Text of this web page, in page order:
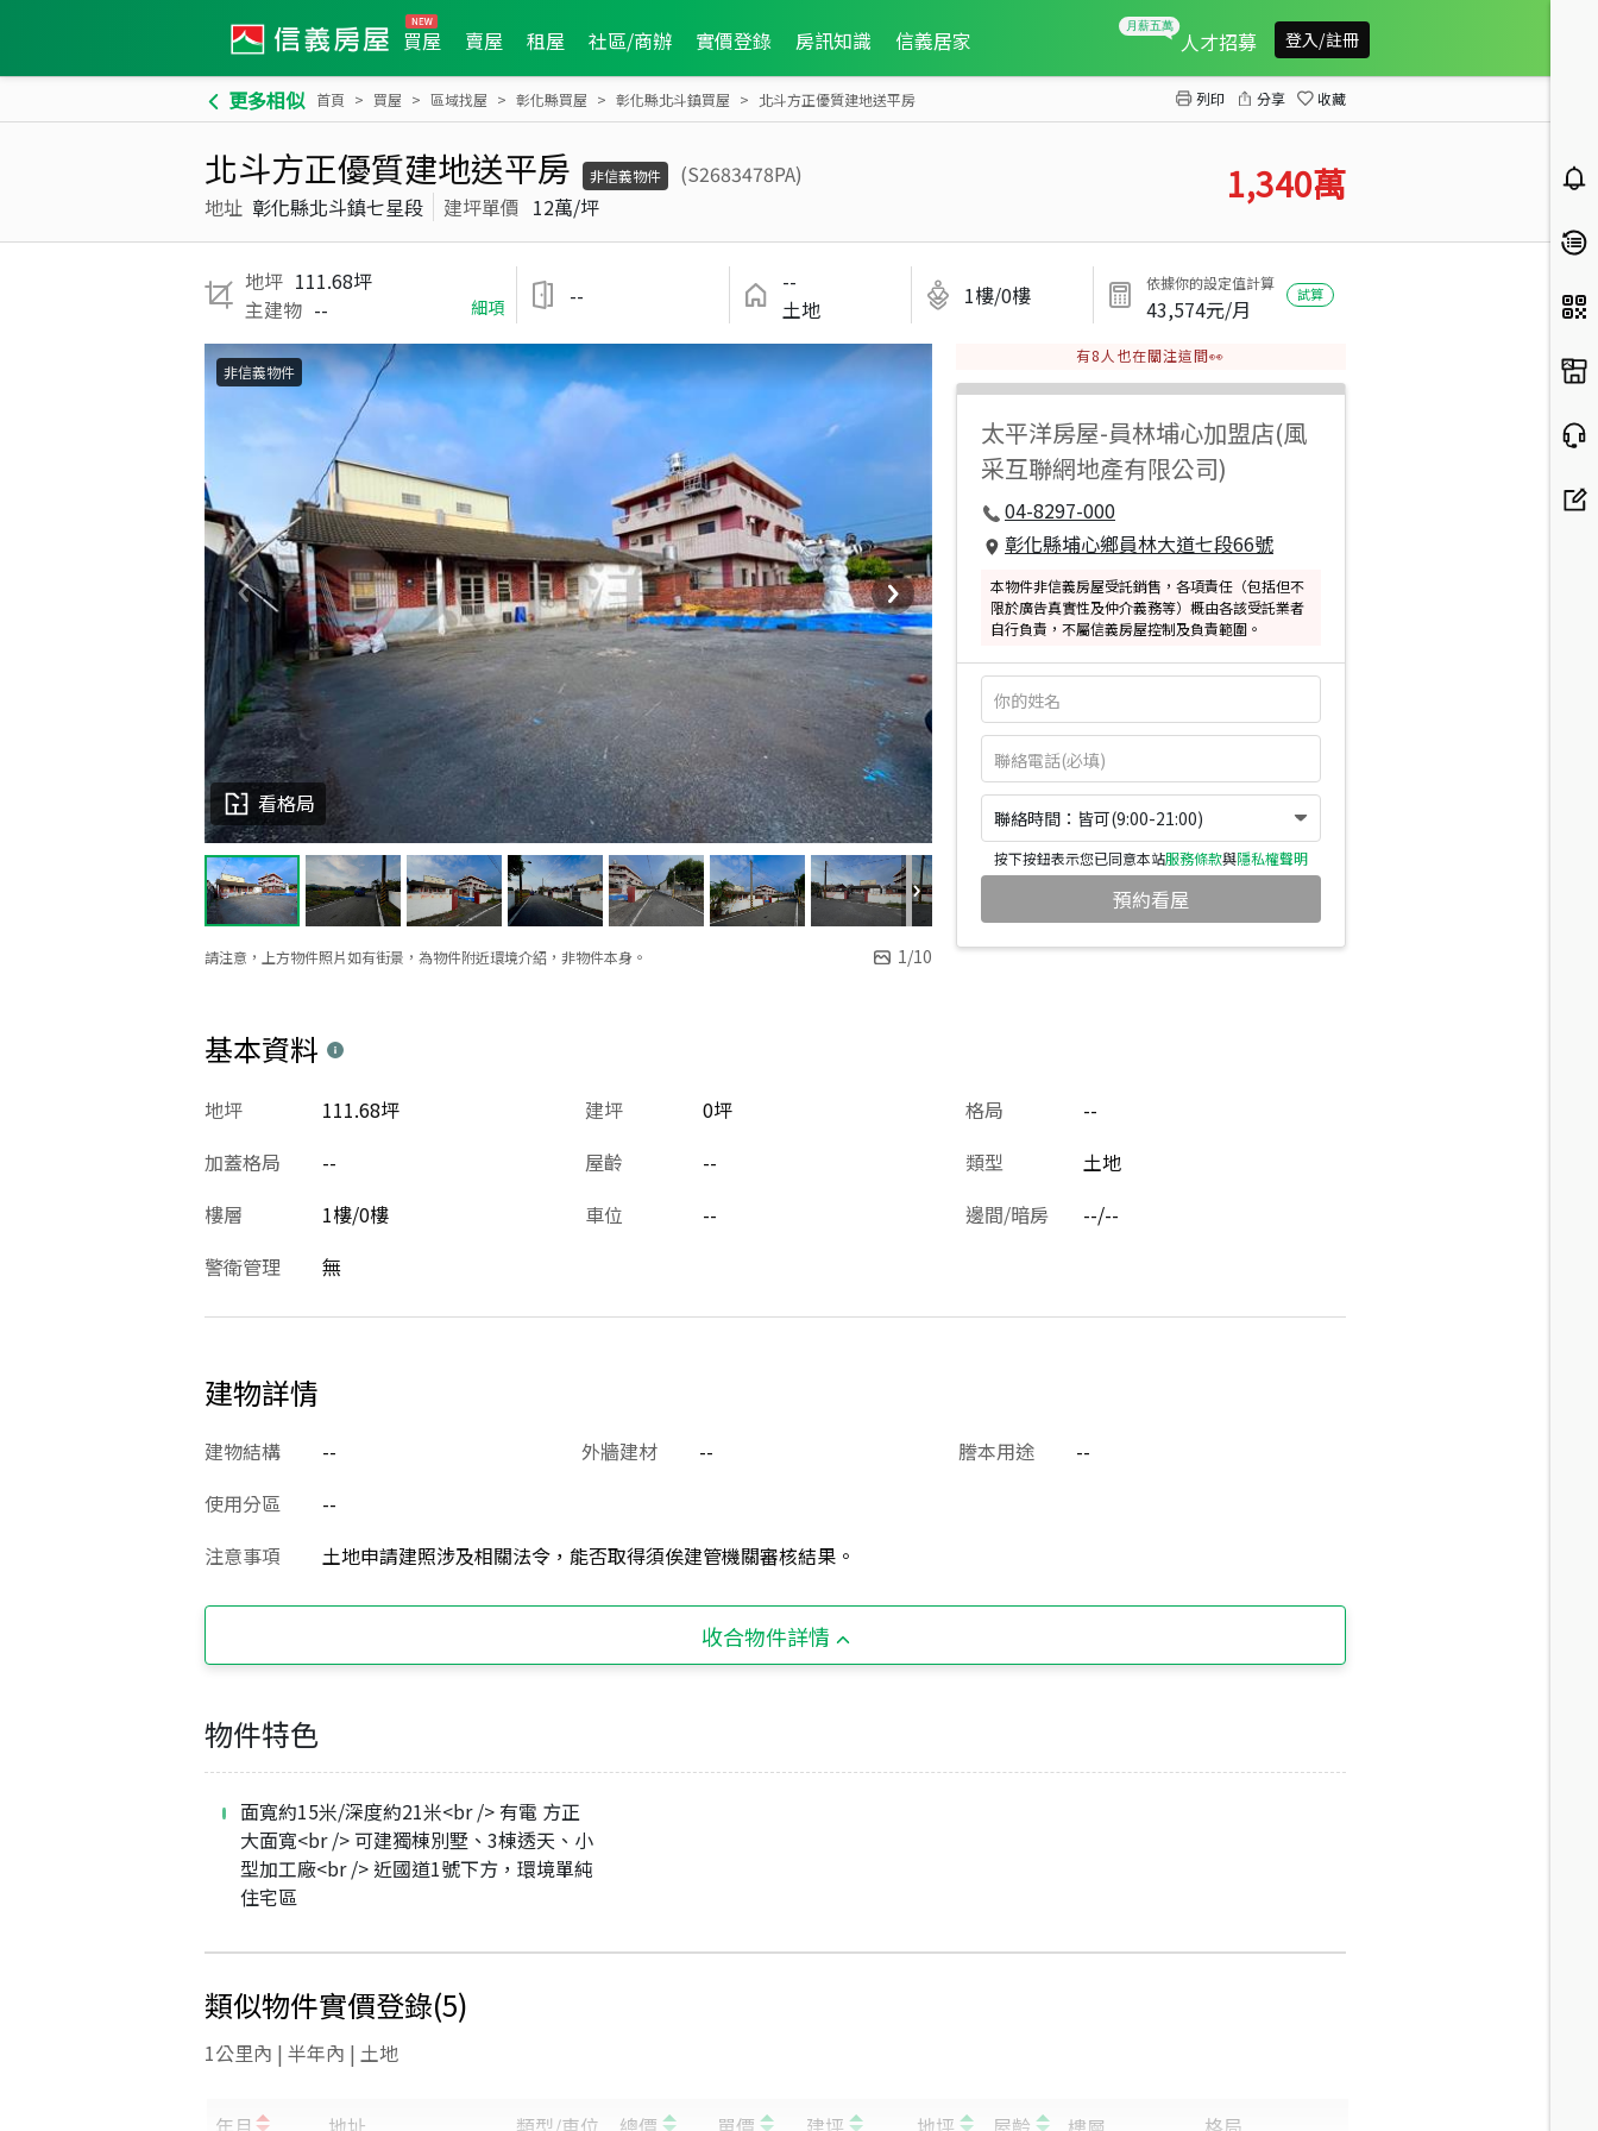
買屋 賣屋 租屋 社區/商辦 實價登錄 房訊知識 信義居家 人才招募 登入/註冊
更多相似 首頁 買屋 區域找屋 彰化縣買屋 彰化縣北斗鎮買屋 北斗方正優質建地送平房 列印 分享 收藏
北斗方正優質建地送平房 非信義物件
(S2683478PA)
地址 彰化縣北斗鎮七星段 建坪單價 12萬/坪 1,340萬
地坪 111.68坪
主建物 -- 細項 --
--
土地
1樓/0樓 依據你的設定值計算
43,574元/月
試算
請注意，上方物件照片如有街景，為物件附近環境介紹，非物件本身。 1/10
看格局
非信義物件
有8 人也在關注這間👀
太平洋房屋-員林埔心加盟店(風
采互聯網地產有限公司)
04-8297-000
彰化縣埔心鄉員林大道七段66號
本物件非信義房屋受託銷售，各項責任（包括但不
限於廣告真實性及仲介義務等）概由各該受託業者
自行負責，不屬信義房屋控制及負責範圍。
聯絡時間：皆可(9:00-21:00)
按下按鈕表示您已同意本站服務條款與隱私權聲明
預約看屋
基本資料
建坪 0坪
地坪 111.68坪 格局
--
加蓋格局
-- 屋齡 -- 類型
土地
樓層
1樓/0樓 車位 -- 邊間/暗房
--/--
警衛管理
無
建物詳情
建物結構 -- 外牆建材 -- 謄本用途
--
使用分區
--
注意事項
土地申請建照涉及相關法令，能否取得須俟建管機關審核結果。
收合物件詳情
物件特色
面寬約15米/深度約21米<br /> 有電 方正
大面寬<br /> 可建獨棟別墅、3棟透天、小
型加工廠<br /> 近國道1號下方，環境單純
住宅區
類似物件實價登錄(5)
1公里內 | 半年內 | 土地